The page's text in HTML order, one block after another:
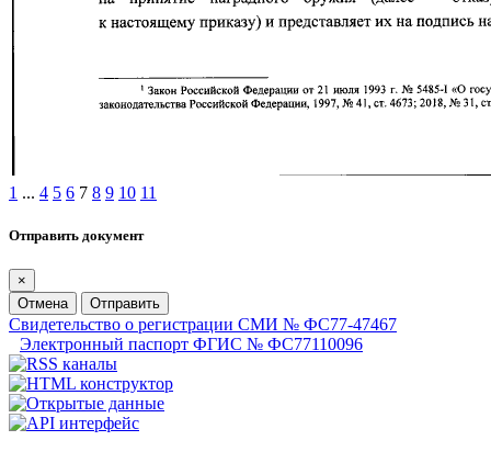
1 ... 4 5 6 7 8 9 10 11
Отправить документ
×
Отмена
Отправить
Свидетельство о регистрации СМИ № ФС77-47467
Электронный паспорт ФГИС № ФС77110096